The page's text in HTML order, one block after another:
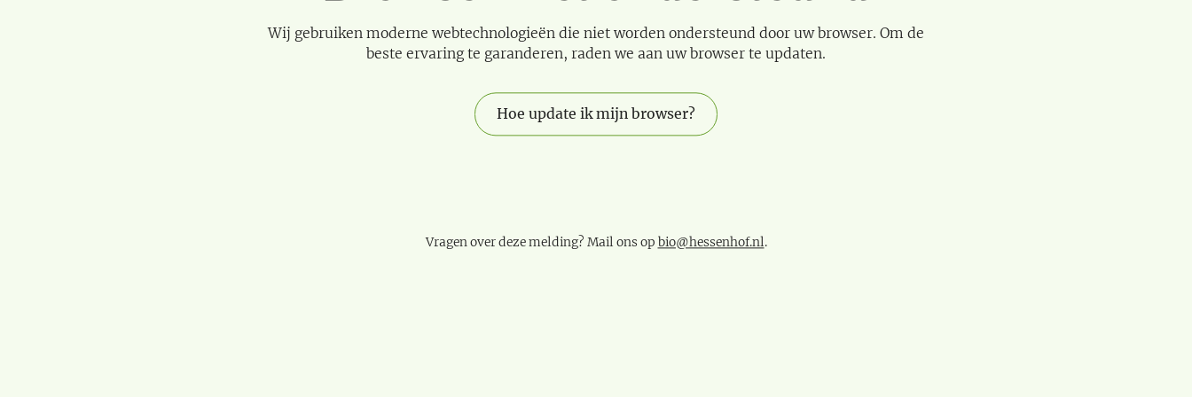
Wij gebruiken moderne webtechnologieën die niet worden ondersteund door uw browser. Om de
beste ervaring te garanderen, raden we aan uw browser te updaten.
Hoe update ik mijn browser?
Vragen over deze melding? Mail ons op bio@hessenhof.nl.